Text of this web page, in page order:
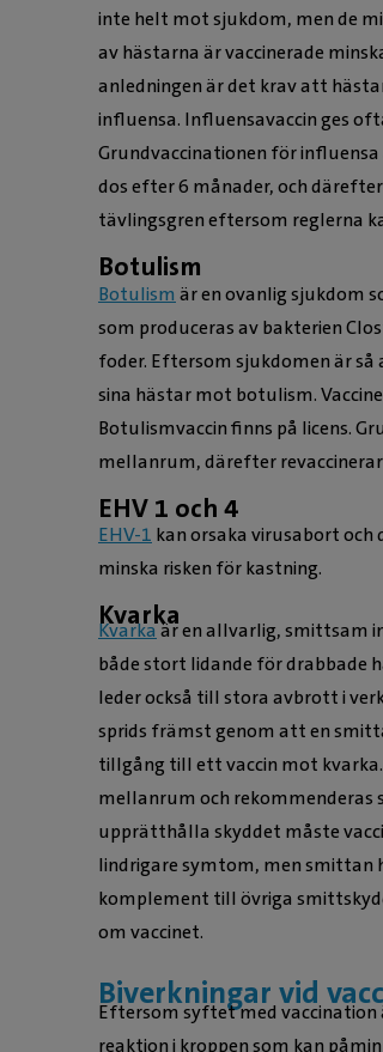
inte helt mot sjukdom, men de
av hästarna är vaccinerade
anledningen är det krav att
influensa. Influensavaccin ges
Grundvaccinationen för
dos efter 6 månader, och
tävlingsgren eftersom reglerna
Botulism
Botulism är en ovanlig sjukdom
som produceras av bakterien
foder. Eftersom sjukdomen är
sina hästar mot botulism.
Botulismvaccin finns på licens.
mellanrum, därefter
EHV 1 och 4
EHV-1 kan orsaka virusabort
minska risken för kastning.
Kvarka
Kvarkaär en allvarlig, smittsam
både stort lidande för drabbade
leder också till stora avbrott i
sprids främst genom att en
tillgång till ett vaccin mot kvarka.
mellanrum och
upprätthålla skyddet måste
lindrigare symtom, men smittan
komplement till övriga
om vaccinet.
Biverkningar vid
Eftersom syftet med
reaktion i kroppen som kan